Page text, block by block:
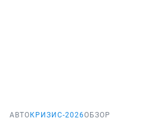
АВТО КРИЗИС-2026ОБЗОР